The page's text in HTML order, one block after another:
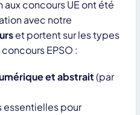
concours UE ont été
avec notre
et portent sur les types
EPSO :
et abstrait(par
essentielles pour